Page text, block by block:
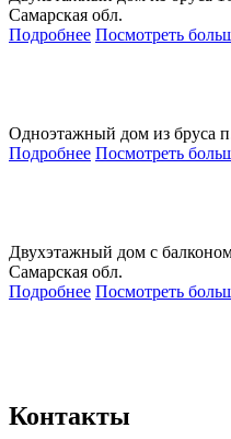
Самарская обл.
Подробнее Посмотреть
Одноэтажный дом из бруса
Подробнее Посмотреть
Двухэтажный дом с
Самарская обл.
Подробнее Посмотреть
Контакты